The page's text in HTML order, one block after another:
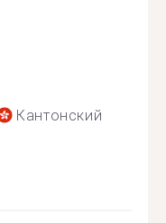
Кантонский